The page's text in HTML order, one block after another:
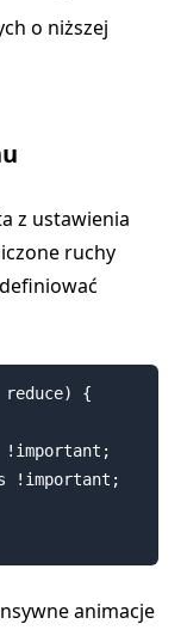
o niższej
z ustawienia
ruchy
reduce) {
!important;
animacje